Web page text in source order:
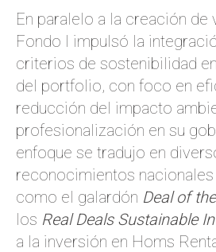
En paralelo a la creación de
Fondo I impulsó la
criterios de sostenibilidad
del portfolio, con foco en
reducción del impacto
profesionalización en su
enfoque se tradujo en
reconocimientos
como el galardón Deal of
los Real Deals Sustainable
a la inversión en Homs